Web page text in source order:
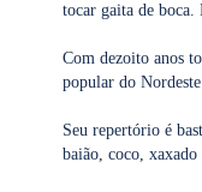
tocar gaita de boca.
Com dezoito anos
popular do
Seu repertório é
baião, coco,